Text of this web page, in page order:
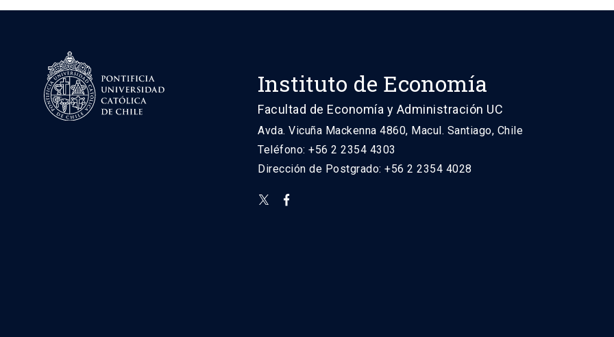
Instituto de Economía
Facultad de Economía y Administración UC
Avda. Vicuña Mackenna 4860, Macul. Santiago, Chile
Teléfono: +56 2 2354 4303
Dirección de Postgrado: +56 2 2354 4028